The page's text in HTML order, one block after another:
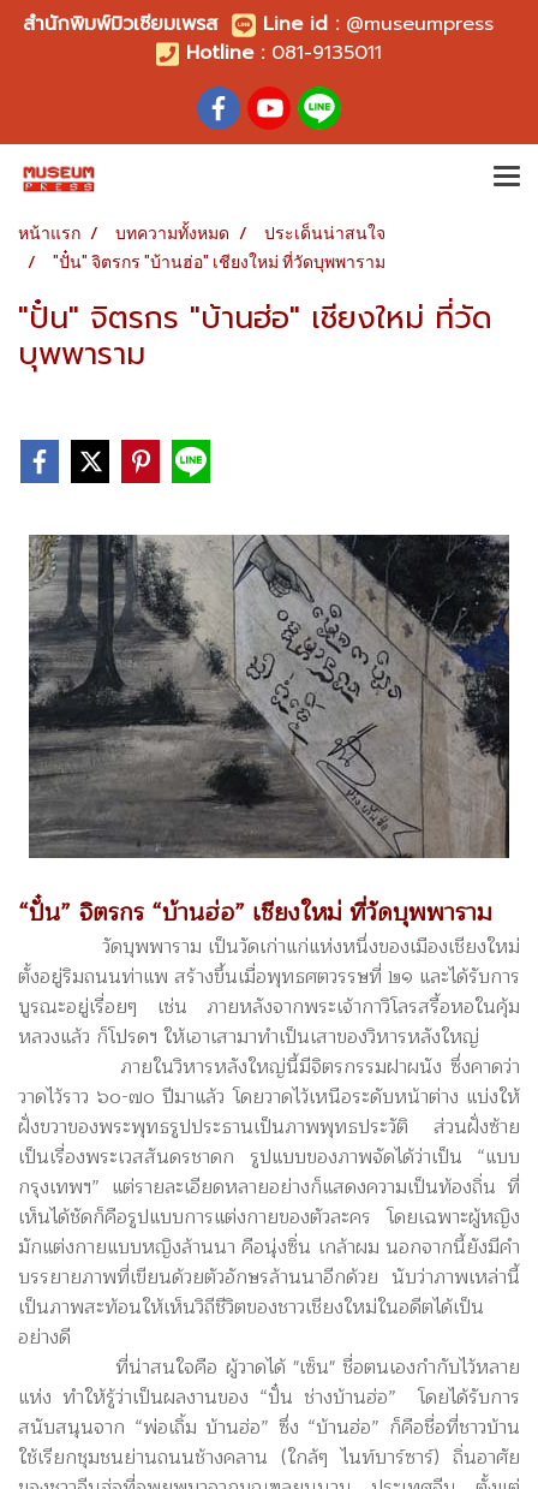
สำนักพิมพ์มิวเซียมเพรส Line id : @museumpress
Hotline :081-9135011
หน้าแรก บทความทั้งหมด
ประเด็นน่าสนใจ
"ปั๋น" จิตรกร "บ้านฮ่อ" เชียงใหม่ ที่วัดบุพพาราม
"ปั๋น" จิตรกร "บ้านฮ่อ" เชียงใหม่ ที่วัด
บุพพาราม
“ปั๋น” จิตรกร “บ้านฮ่อ” เชียงใหม่ ที่วัดบุพพาราม
วัดบุพพาราม เป็นวัดเก่าแก่แห่งหนึ่งของเมืองเชียงใหม่
ตั้งอยู่ริมถนนท่าแพ สร้างขึ้นเมื่อพุทธศตวรรษที่ ๒๑ และได้รับการ
บูรณะอยู่เรื่อยๆ เช่น ภายหลังจากพระเจ้ากาวิโลรสรื้อหอในคุ้ม
หลวงแล้ว ก็โปรดฯ ให้เอาเสามาทำเป็นเสาของวิหารหลังใหญ่
ภายในวิหารหลังใหญ่นี้มีจิตรกรรมฝาผนัง ซึ่งคาดว่า
วาดไว้ราว ๖๐-๗๐ ปีมาแล้ว โดยวาดไว้เหนือระดับหน้าต่าง แบ่งให้
ฝั่งขวาของพระพุทธรูปประธานเป็นภาพพุทธประวัติ ส่วนฝั่งซ้าย
เป็นเรื่องพระเวสสันดรชาดก รูปแบบของภาพจัดได้ว่าเป็น “แบบ
กรุงเทพฯ” แต่รายละเอียดหลายอย่างก็แสดงความเป็นท้องถิ่น ที่
เห็นได้ชัดก็คือรูปแบบการแต่งกายของตัวละคร โดยเฉพาะผู้หญิง
มักแต่งกายแบบหญิงล้านนา คือนุ่งซิ่น เกล้าผม นอกจากนี้ยังมีคำ
บรรยายภาพที่เขียนด้วยตัวอักษรล้านนาอีกด้วย นับว่าภาพเหล่านี้
เป็นภาพสะท้อนให้เห็นวิถีชีวิตของชาวเชียงใหม่ในอดีตได้เป็น
อย่างดี
ที่น่าสนใจคือ ผู้วาดได้ "เซ็น" ชื่อตนเองกำกับไว้หลาย
แห่ง ทำให้รู้ว่าเป็นผลงานของ “ปั๋น ช่างบ้านฮ่อ” โดยได้รับการ
สนับสนุนจาก “พ่อเถิ้ม บ้านฮ่อ” ซึ่ง “บ้านฮ่อ” ก็คือชื่อที่ชาวบ้าน
ใช้เรียกชุมชนย่านถนนช้างคลาน (ใกล้ๆ ไนท์บาร์ซาร์) ถิ่นอาศัย